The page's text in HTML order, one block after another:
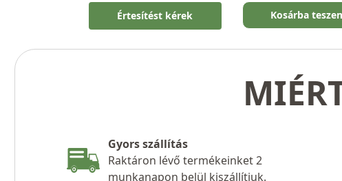
Értesítést kérek Kosárba
Gyors szállítás
Raktáron lévő termékeinket 2
munkanapon belül kiszállítjuk.